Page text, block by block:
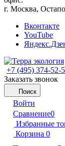
г. Москва,
Вконтакте
YouTube
+7 (495) 374-52-
Заказать звонок
Поиск
Войти
Сравнение0
Избранные
Корзина 0